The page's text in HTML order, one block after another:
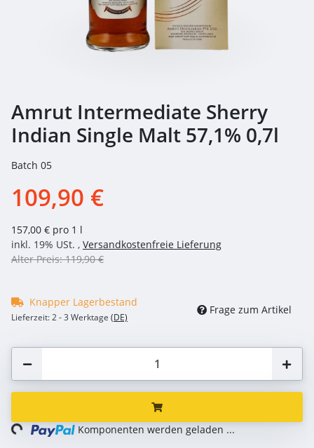
Amrut Intermediate Sherry
Indian Single Malt 57,1% 0,7l
Batch 05
109,90 €
157,00 € pro 1 l
inkl. 19% USt. , Versandkostenfreie Lieferung
Alter Preis: 119,90 €
Knapper Lagerbestand
Lieferzeit:2 - 3 Werktage (DE)
Frage zum Artikel
Komponenten werden geladen ...